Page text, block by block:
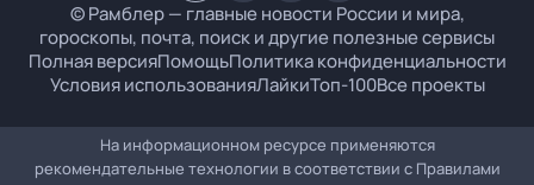
© Рамблер — главные новости России и мира,
гороскопы, почта, поиск и другие полезные сервисы
Полная версияПомощьПолитика конфиденциальности
Условия использованияЛайкиТоп-100Все проекты
На информационном ресурсе применяются
рекомендательные технологии в соответствии с Правилами